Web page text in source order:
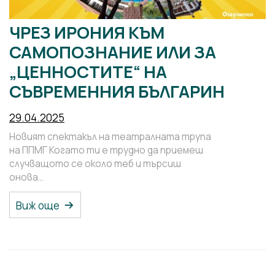
ЧРЕЗ ИРОНИЯ КЪМ
САМОПОЗНАНИЕ ИЛИ ЗА
„ЦЕННОСТИТЕ“ НА
СЪВРЕМЕННИЯ БЪЛГАРИН
29.04.2025
Новият спектакъл на театралната трупа
на ППМГ Когато ти е трудно да приемеш
случващото се около теб и търсиш
онова…
Виж още